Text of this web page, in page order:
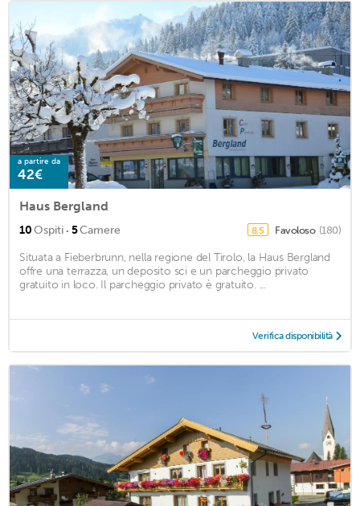
a partire da
42€
Haus Bergland
10Ospiti · 5Camere 8,5 Favoloso (180)
Situata a Fieberbrunn, nella regione del Tirolo, la Haus Bergland
offre una terrazza, un deposito sci e un parcheggio privato
gratuito in loco. Il parcheggio privato è gratuito. ...
Verifica disponibilità